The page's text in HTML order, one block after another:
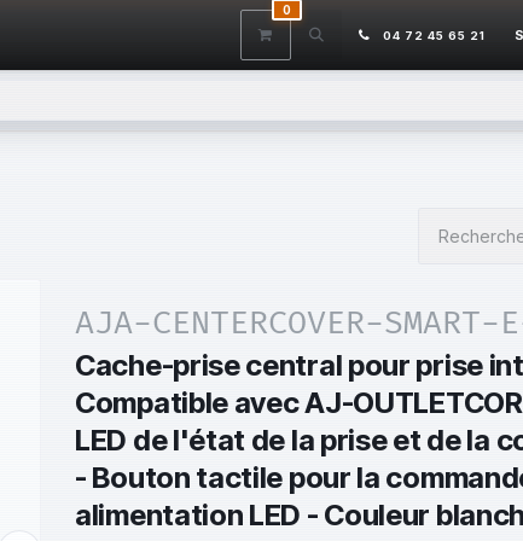
CONTACTEZ-NOUS AIDE
0
04 72 45 65 21
AJA-CENTERCOVER-SMART-
Cache-prise central pour prise
Compatible avec AJ-
LED de l'état de la prise et de la
- Bouton tactile pour la
alimentation LED - Couleur